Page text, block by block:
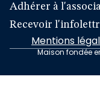
Adhérer à
Recevoir
Mentions
Maison fondée